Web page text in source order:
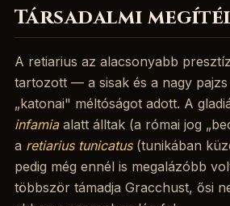
Társadalmi
A retiarius az alacsonyabb
tartozott — a sisak és a nagy pajzs
„katonai" méltóságot adott. A
infamiaalatt álltak (a római jog
a retiarius tunicatus(tunikában
pedig még ennél is megalázóbb
többször támadja Gracchust, ősi